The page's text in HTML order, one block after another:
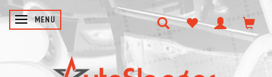
SKIFTE NAVIGATION
MENU